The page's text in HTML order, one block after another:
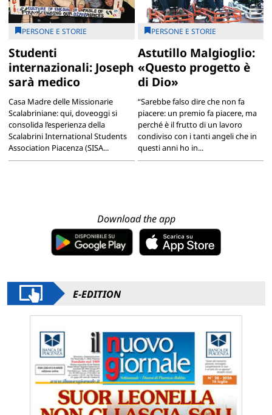
PERSONE E STORIE
Studenti
internazionali: Joseph
sarà medico
Casa Madre delle Missionarie
Scalabriniane: qui, doveoggi si
consolida l’esperienza della
Scalabrini International Students
Association Piacenza (SISA...
PERSONE E STORIE
Astutillo Malgioglio:
«Questo progetto è
di Dio»
“Sarebbe falso dire che non fa
piacere: un premio fa piacere, ma
perché è il frutto di un lavoro
condiviso con i tanti angeli che in
questi anni ho in...
Download the app
E-EDITION